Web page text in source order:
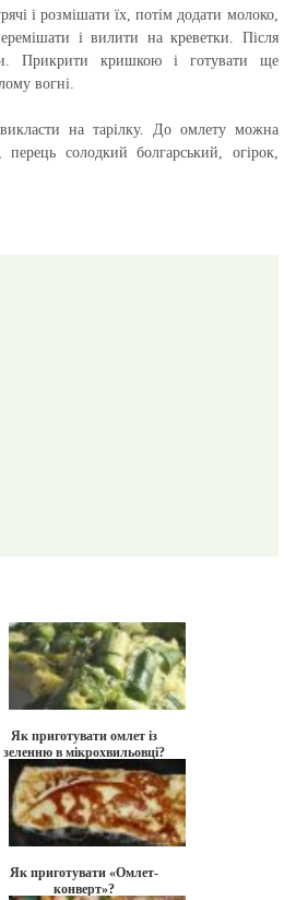
і розмішати їх, потім додати молоко,
і вилити на креветки. Після
Прикрити кришкою і готувати ще
вогні.
на тарілку. До омлету можна
солодкий болгарський, огірок,
Як приготувати омлет із
зеленню в мікрохвильовці?
Як приготувати «Омлет-
конверт»?